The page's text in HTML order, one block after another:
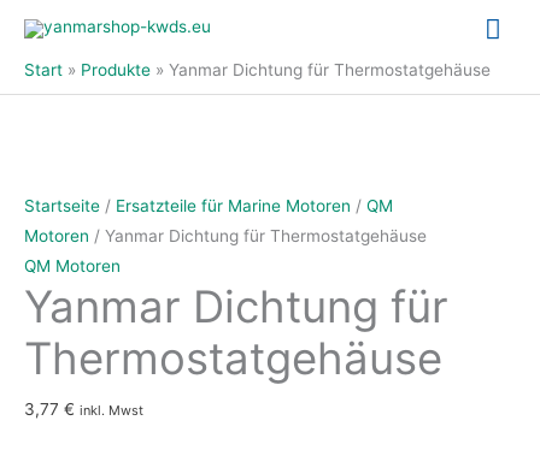
Inhalt
springen
Start Produkte Yanmar Dichtung für Thermostatgehäuse
Startseite / Ersatzteile für Marine Motoren / QM
Motoren / Yanmar Dichtung für Thermostatgehäuse
QM Motoren
Yanmar Dichtung für
Thermostatgehäuse
3,77 € inkl. Mwst
Dichtung
für
Thermostatgehäuse
Menge